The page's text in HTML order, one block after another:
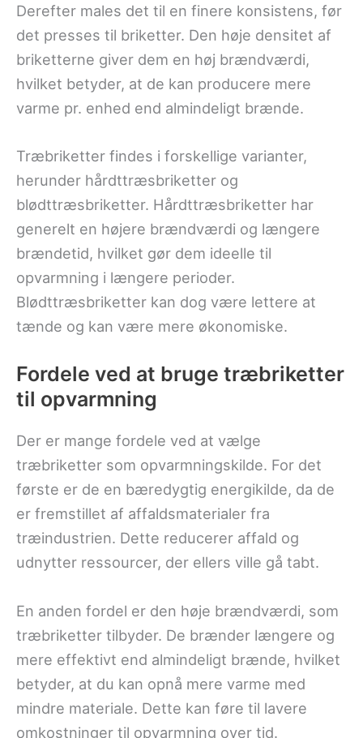
Derefter males det til en finere konsistens, før
det presses til briketter. Den høje densitet af
briketterne giver dem en høj brændværdi,
hvilket betyder, at de kan producere mere
varme pr. enhed end almindeligt brænde.
Træbriketter findes i forskellige varianter,
herunder hårdttræsbriketter og
blødttræsbriketter. Hårdttræsbriketter har
generelt en højere brændværdi og længere
brændetid, hvilket gør dem ideelle til
opvarmning i længere perioder.
Blødttræsbriketter kan dog være lettere at
tænde og kan være mere økonomiske.
Fordele ved at bruge træbriketter
til opvarmning
Der er mange fordele ved at vælge
træbriketter som opvarmningskilde. For det
første er de en bæredygtig energikilde, da de
er fremstillet af affaldsmaterialer fra
træindustrien. Dette reducerer affald og
udnytter ressourcer, der ellers ville gå tabt.
En anden fordel er den høje brændværdi, som
træbriketter tilbyder. De brænder længere og
mere effektivt end almindeligt brænde, hvilket
betyder, at du kan opnå mere varme med
mindre materiale. Dette kan føre til lavere
omkostninger til opvarmning over tid.